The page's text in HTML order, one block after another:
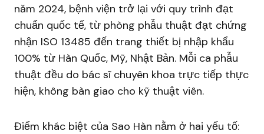
năm 2024, bệnh viện trở lại với quy trình đạt
chuẩn quốc tế, từ phòng phẫu thuật đạt chứng
nhận ISO 13485 đến trang thiết bị nhập khẩu
100% từ Hàn Quốc, Mỹ, Nhật Bản. Mỗi ca phẫu
thuật đều do bác sĩ chuyên khoa trực tiếp thực
hiện, không bàn giao cho kỹ thuật viên.
Điểm khác biệt của Sao Hàn nằm ở hai yếu tố: